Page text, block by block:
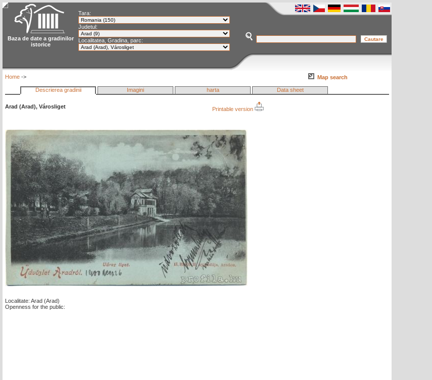
Baza de date a gradinilor
istorice
Tara:
Judetul:
Localitatea, Gradina, parc:
Home -> Map search
Descrierea gradinii Imagini harta Data sheet
Arad (Arad), Városliget Printable version
Localitate: Arad (Arad)
Openness for the public: